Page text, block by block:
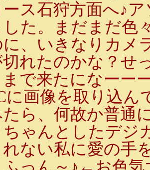
ース石狩方面へ♪
た。まだまだ色
に、いきなりカメ
れたのかな？せ
まで来たになーー
に画像を取り込
ら、何故か普通
ちゃんとしたデジ
ない私に愛の手